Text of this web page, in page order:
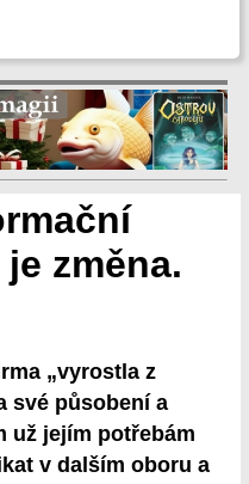
změna.
„vyrostla z
své působení a
už jejím potřebám
v dalším oboru a